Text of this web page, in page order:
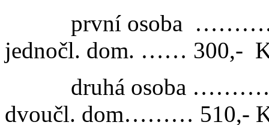
první osoba
jednočl. dom. …… 300,-
druhá osoba
dvoučl. dom……… 510,-